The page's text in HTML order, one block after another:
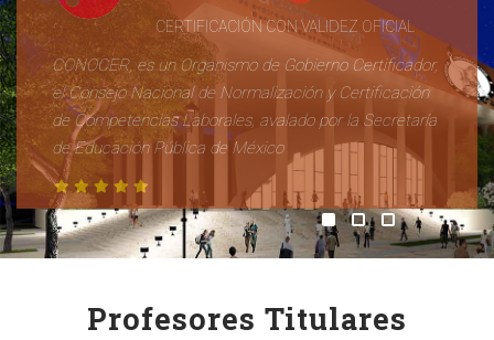
CERTIFICACIÓN CON VALIDEZ OFICIAL
CONOCER, es un Organismo de Gobierno Certificador,
el Consejo Nacional de Normalización y Certificación
de Competencias Laborales, avalado por la Secretaría
de Educación Pública de México
Profesores Titulares